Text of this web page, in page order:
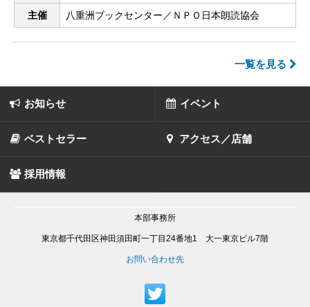
主催 八重洲ブックセンター／ＮＰＯ日本朗読協会
一覧を見る
お知らせ イベント
ベストセラー アクセス／店舗
採用情報
本部事務所
東京都千代田区神田須田町一丁目24番地1 大一東京ビル7階
お問い合わせ先